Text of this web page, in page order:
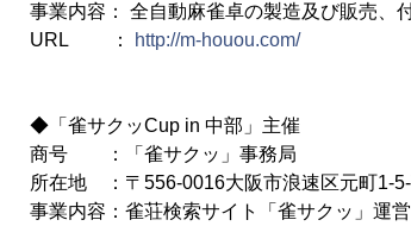
事業内容： 全自動麻雀卓の製造及び販売、
URL ：
http://m-houou.com/
◆「雀サクッCup in 中部」主催
商号 ：「雀サクッ」事務局
所在地 ：〒556-0016大阪市浪速区元町1-
事業内容：雀荘検索サイト「雀サクッ」運